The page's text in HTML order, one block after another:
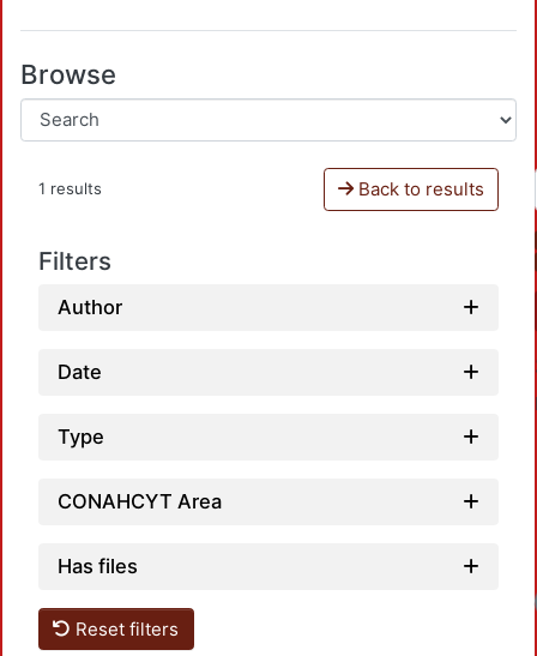
Browse
1 results Back to results
Filters
Author
Date
Type
CONAHCYT Area
Has files
Reset filters